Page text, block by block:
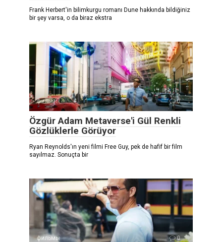
Frank Herbert'in bilimkurgu romanı Dune hakkında bildiğiniz
bir şey varsa, o da biraz ekstra
фильмы 0
Özgür Adam Metaverse'i Gül Renkli
Gözlüklerle Görüyor
Ryan Reynolds'ın yeni filmi Free Guy, pek de hafif bir film
sayılmaz. Sonuçta bir
фильмы 0